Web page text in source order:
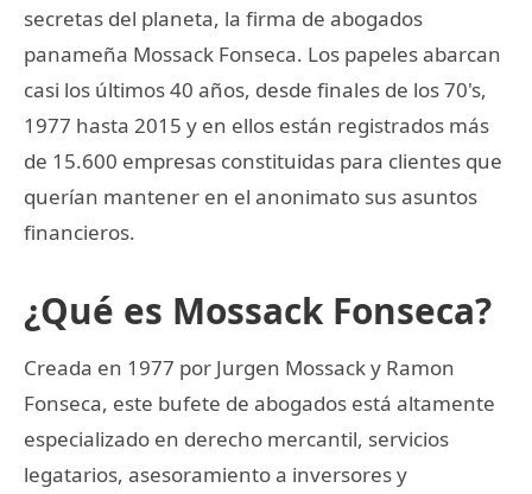
secretas del planeta, la firma de abogados
panameña Mossack Fonseca. Los papeles abarcan
casi los últimos 40 años, desde finales de los 70's,
1977 hasta 2015 y en ellos están registrados más
de 15.600 empresas constituidas para clientes que
querían mantener en el anonimato sus asuntos
financieros.
¿Qué es Mossack Fonseca?
Creada en 1977 por Jurgen Mossack y Ramon
Fonseca, este bufete de abogados está altamente
especializado en derecho mercantil, servicios
legatarios, asesoramiento a inversores y